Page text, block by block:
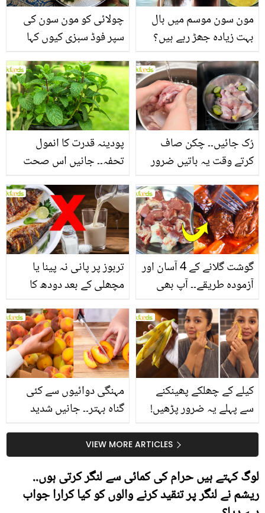
چولائی کو مون سون کی
سپر فوڈ سبزی کیوں کہا
منرلز اور اینٹی آکسیڈنٹس
سے بھرپور اس سبزی کے
فائدے
مون سون موسم میں بال
بہت زیادہ جھڑ رہے ہیں؟
بنانے کے چند قدرتی طریقے
پودینہ قدرت کا انمول
تحفہ۔۔ جانیں اس صحت
انگیز طبی فوائد
رُک جائیں۔۔ چکن صاف
کرتے وقت یہ باتیں ضرور
تربوز پر پانی نہ پینا یا
مچھلی کے بعد دودھ کا
سے متعلق غلط فہمیوں کی
حقیقت کیا ہے اور افواہ
کیا؟
گوشت گلانے کے 4 آسان اور
آزمودہ طریقے۔۔ آپ بھی
بتائے راز
مہنگی دوائیوں سے کئی
گناہ بہتر۔۔ جانیں شدید
کیوں کھانا چاہیے؟
کیلے کے چھلکے پھینکنے
سے پہلے یہ ضرور پڑھیں!
سستا اور قدرتی حلVIEW MORE ARTICLES
لوگ کہتے ہیں حرام کی کمائی سے لنگر کرتی ہوں..
ریشم نے لنگر پر تنقید کرنے والوں کو کیا کرارا جواب